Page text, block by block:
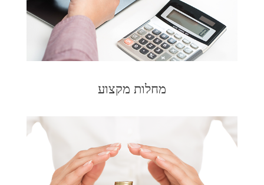
מחלות מקצוע